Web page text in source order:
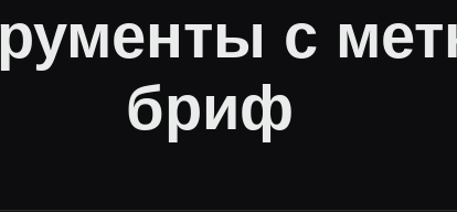
с
бриф